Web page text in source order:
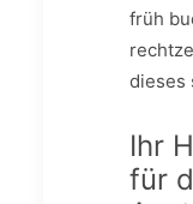
früh
dieses
Ihr
für